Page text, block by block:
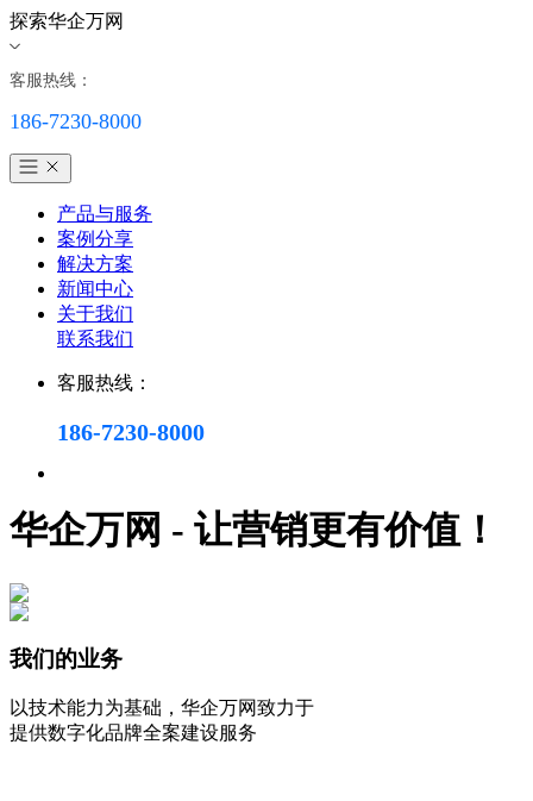
探索华企万网
客服热线：
186-7230-8000
产品与服务
案例分享
解决方案
新闻中心
关于我们
联系我们
客服热线：
186-7230-8000
华企万网 - 让营销更有价值！
我们的业务
以技术能力为基础，华企万网致力于
提供数字化品牌全案建设服务